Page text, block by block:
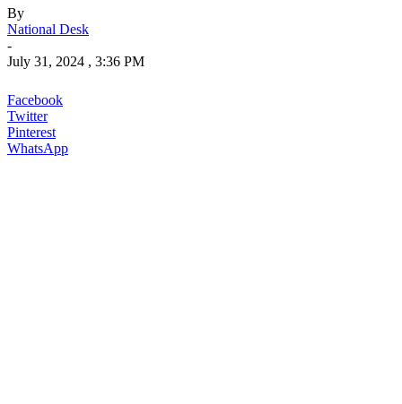
By
National Desk
-
July 31, 2024 , 3:36 PM
Facebook
Twitter
Pinterest
WhatsApp